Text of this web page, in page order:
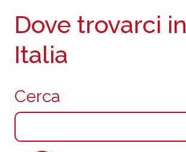
Cerca
Dove trovarci in
Italia